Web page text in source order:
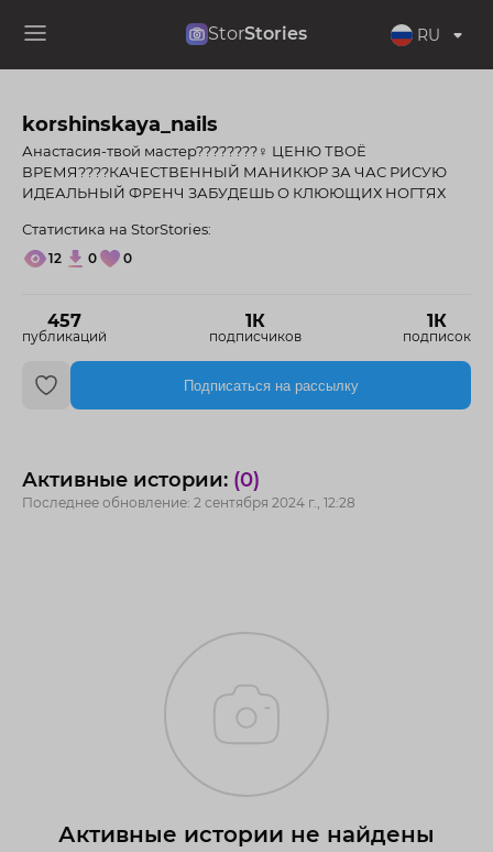
StorStories RU
korshinskaya_nails
457
публикаций
1К
подписчиков
1К
подписок
Анастасия-твой мастер????????‍♀️ ЦЕНЮ ТВОЁ
ВРЕМЯ????КАЧЕСТВЕННЫЙ МАНИКЮР ЗА ЧАС РИСУЮ
ИДЕАЛЬНЫЙ ФРЕНЧ ЗАБУДЕШЬ О КЛЮЮЩИХ НОГТЯХ
Статистика на StorStories:
12 0 0
Подписаться на рассылку
Активные истории: (0)
Последнее обновление: 2 сентября 2024 г., 12:28
Активные истории не найдены